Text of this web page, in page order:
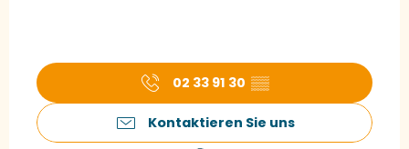
02 33 91 30 ▒▒
Kontaktieren Sie uns